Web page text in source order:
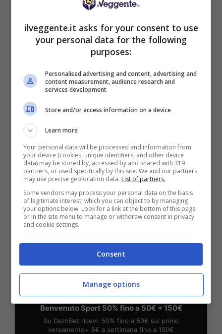
VERIFICA
Mostra Informazioni
PlanetWin365
Planetwin365: 2050€ per sport e scommesse
Iscrivendoti a PlanetWin365 ricevi: 100% fino a 2000€
in Bonus Scommesse + 100% fino a 50€ in Bonus
Sport
2050€
VERIFICA
Mostra Informazioni
DAZNBet
BONUS DAZNBET: 200€ REAL BONUS
Benvenuto Sport 50% fino a 50€ + 150€
Su DaznBet ricevi: 50% fino a 50€ sul primo
versamento+ 5€ a settimana fino a 150€
ilveggente.it asks for your consent to use
your personal data for the following
purposes:
Personalised advertising and content, advertising and
content measurement, audience research and
services development
Store and/or access information on a device
Learn more
Your personal data will be processed and information from
your device (cookies, unique identifiers, and other device
data) may be stored by, accessed by and shared with 319
partners, or used specifically by this site. We and our partners
may use precise geolocation data. List of partners.
Some vendors may process your personal data on the basis
of legitimate interest, which you can object to by managing
your options below. Look for a link at the bottom of this page
or in the site menu to manage or withdraw consent in privacy
and cookie settings.
Consent
Manage options